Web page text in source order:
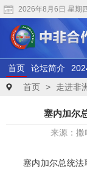
2026年8月6日 星期
首页 论坛简介
联合研究
精彩视频
首页 > 走进非
塞内加尔
来源：
塞内加尔总统法